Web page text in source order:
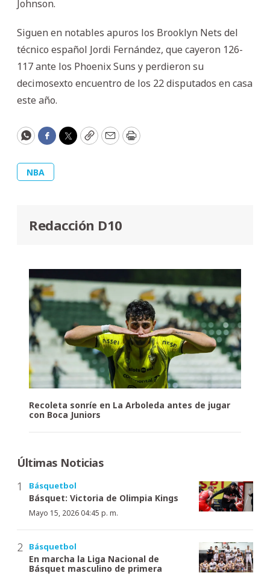
Johnson.
Siguen en notables apuros los Brooklyn Nets del
técnico español Jordi Fernández, que cayeron 126-
117 ante los Phoenix Suns y perdieron su
decimosexto encuentro de los 22 disputados en casa
este año.
WhatsApp
Facebook
Twitter
CopyEmailPrint
NBA
Redacción D10
Recoleta sonríe en La Arboleda antes de jugar
con Boca Juniors
Últimas Noticias
Básquetbol
Básquet: Victoria de Olimpia Kings
Mayo 15, 2026 04:45 p. m.
Básquetbol
En marcha la Liga Nacional de
Básquet masculino de primera